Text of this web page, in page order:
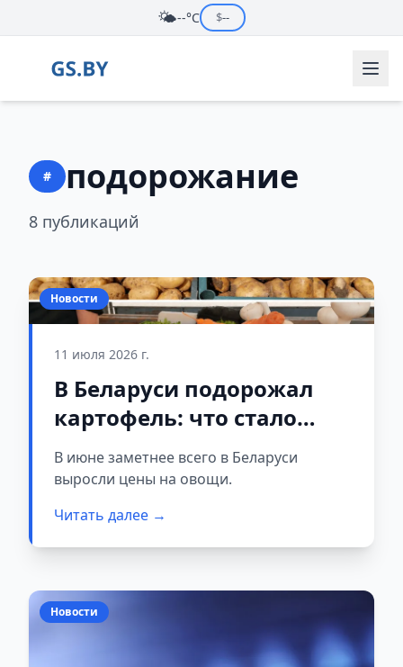
🌤️--°C $--
# подорожание
8 публикаций
Новости
11 июля 2026 г.
В Беларуси подорожал
картофель: что стало
дешевле?
В июне заметнее всего в Беларуси
выросли цены на овощи.
Читать далее →
Новости